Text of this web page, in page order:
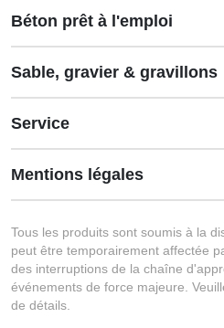
Béton prêt à l'emploi
Sable, gravier & gravillons
Service
Mentions légales
Tous les produits sont soumis à la
peut être temporairement affectée
des interruptions de la chaîne
événements de force majeure.
de détails.